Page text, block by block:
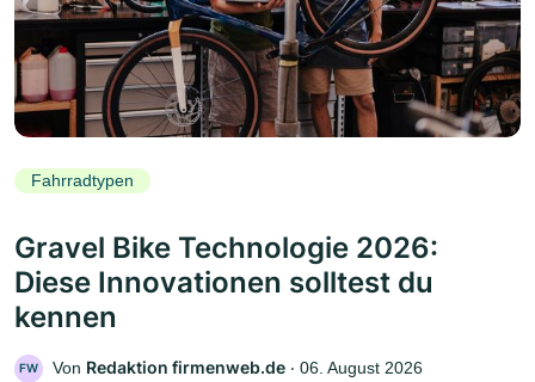
Fahrradtypen
Gravel Bike Technologie 2026:
Diese Innovationen solltest du
kennen
FW Von Redaktion firmenweb.de ‧ 06. August 2026